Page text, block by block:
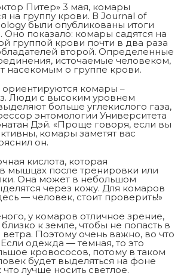
Питер» 3 мая, комары
на группу крови. В Journal of
были опубликованы итоги
Оно показало: комары садятся на
группой крови почти в два раза
второй. Определенные
источаемые человеком,
насекомым о группе крови.
ориентируются комары –
Люди с высоким уровнем
больше углекислого газа,
энтомологии Университета
Дэй. «Проще говоря, если вы
комары заметят вас
он.
кислота, которая
мышцах после тренировки или
Она может в небольшом
через кожу. Для комаров
— человек, стоит проверить!»
у комаров отличное зрение,
к земле, чтобы не попасть в
ветра. Поэтому очень важно, во что
одежда — темная, то это
кровососов, потому в таком
будет выделяться на фоне
что лучше носить светлое.